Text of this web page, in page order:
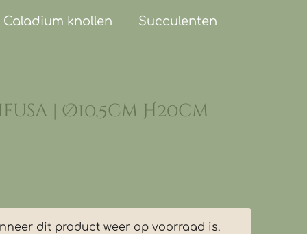
Caladium knollen Succulenten
| Ø10,5cm H20cm
dit product weer op voorraad is.